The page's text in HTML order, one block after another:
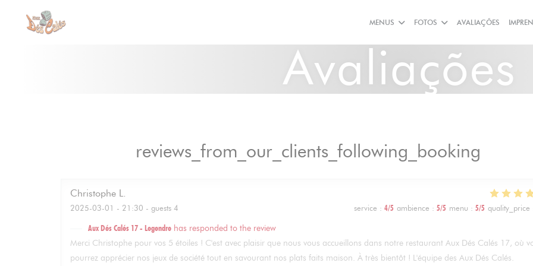
Painel de Gerenciamento de Cookies
MENUS FOTOS AVALIAÇÕES
Avaliações
reviews_from_our_clients_following_booking
Christophe L
2025-03-01 - 21:30 - guests 4 service : 4/5 ambience : 5/5 menu : 5/5 quality_price
Aux Dés Calés 17 - Legendre has responded to the review
Merci Christophe pour vos 5 étoiles ! C'est avec plaisir que nous vous accueillons dans notre restaurant Aux Dés Calés 17, où
pourrez apprécier nos jeux de société tout en savourant nos plats faits maison. À très bientôt ! L'équipe des Aux Dés Calés.